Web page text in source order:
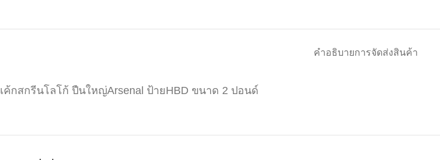
คำอธิบายการจัดส่งสินค้า
เค้กสกรีนโลโก้ ปืนใหญ่Arsenal ป้ายHBD ขนาด 2 ปอนด์